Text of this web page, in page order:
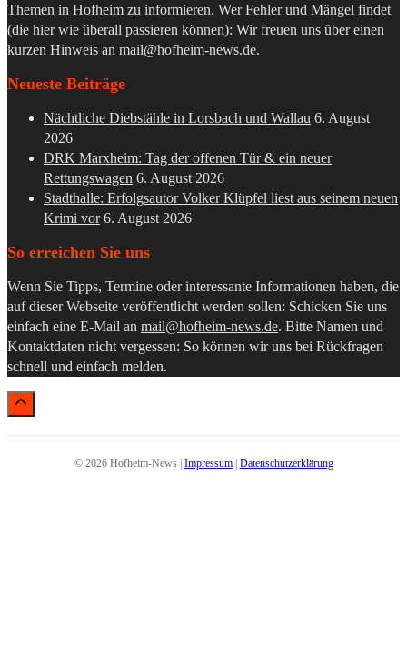
Themen in Hofheim zu informieren. Wer Fehler und Mängel findet
(die hier wie überall passieren können): Wir freuen uns über einen
kurzen Hinweis an mail@hofheim-news.de.
Neueste Beiträge
Nächtliche Diebstähle in Lorsbach und Wallau 6. August
2026
DRK Marxheim: Tag der offenen Tür & ein neuer
Rettungswagen 6. August 2026
Stadthalle: Erfolgsautor Volker Klüpfel liest aus seinem neuen
Krimi vor 6. August 2026
So erreichen Sie uns
Wenn Sie Tipps, Termine oder interessante Informationen haben, die
auf dieser Webseite veröffentlicht werden sollen: Schicken Sie uns
einfach eine E-Mail an mail@hofheim-news.de. Bitte Namen und
Kontaktdaten nicht vergessen: So können wir uns bei Rückfragen
schnell und einfach melden.
© 2026 Hofheim-News | Impressum| Datenschutzerklärung